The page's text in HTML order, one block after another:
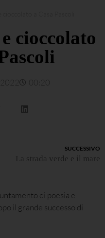
cioccolato
00:20
SUCCESSIVO
La strada verde e il mare
di poesia e
il grande successo di